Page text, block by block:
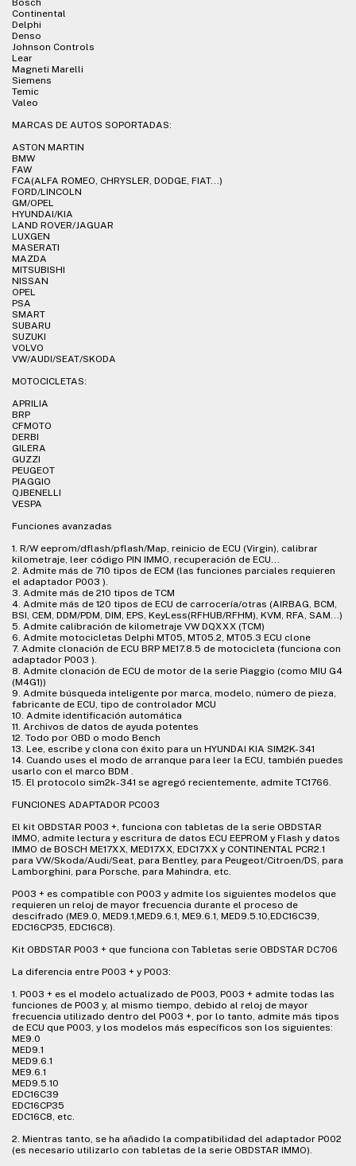
Bosch
Continental
Delphi
Denso
Johnson Controls
Lear
Magneti Marelli
Siemens
Temic
Valeo
MARCAS DE AUTOS SOPORTADAS:
ASTON MARTIN
BMW
FAW
FCA(ALFA ROMEO, CHRYSLER, DODGE, FIAT...)
FORD/LINCOLN
GM/OPEL
HYUNDAI/KIA
LAND ROVER/JAGUAR
LUXGEN
MASERATI
MAZDA
MITSUBISHI
NISSAN
OPEL
PSA
SMART
SUBARU
SUZUKI
VOLVO
VW/AUDI/SEAT/SKODA
MOTOCICLETAS:
APRILIA
BRP
CFMOTO
DERBI
GILERA
GUZZI
PEUGEOT
PIAGGIO
QJBENELLI
VESPA
Funciones avanzadas
1. R/W eeprom/dflash/pflash/Map, reinicio de ECU (Virgin), calibrar
kilometraje, leer código PIN IMMO, recuperación de ECU...
2. Admite más de 710 tipos de ECM (las funciones parciales requieren
el adaptador P003 ).
3. Admite más de 210 tipos de TCM
4. Admite más de 120 tipos de ECU de carrocería/otras (AIRBAG, BCM,
BSI, CEM, DDM/PDM, DIM, EPS, KeyLess(RFHUB/RFHM), KVM, RFA, SAM...)
5. Admite calibración de kilometraje VW DQXXX (TCM)
6. Admite motocicletas Delphi MT05, MT05.2, MT05.3 ECU clone
7. Admite clonación de ECU BRP ME17.8.5 de motocicleta (funciona con
adaptador P003 ).
8. Admite clonación de ECU de motor de la serie Piaggio (como MIU G4
(M4G1))
9. Admite búsqueda inteligente por marca, modelo, número de pieza,
fabricante de ECU, tipo de controlador MCU
10. Admite identificación automática
11. Archivos de datos de ayuda potentes
12. Todo por OBD o modo Bench
13. Lee, escribe y clona con éxito para un HYUNDAI KIA SIM2K-341
14. Cuando uses el modo de arranque para leer la ECU, también puedes
usarlo con el marco BDM .
15. El protocolo sim2k-341 se agregó recientemente, admite TC1766.
FUNCIONES ADAPTADOR PC003
El kit OBDSTAR P003 +, funciona con tabletas de la serie OBDSTAR
IMMO, admite lectura y escritura de datos ECU EEPROM y Flash y datos
IMMO de BOSCH ME17XX, MED17XX, EDC17XX y CONTINENTAL PCR2.1
para VW/Skoda/Audi/Seat, para Bentley, para Peugeot/Citroen/DS, para
Lamborghini, para Porsche, para Mahindra, etc.
P003 + es compatible con P003 y admite los siguientes modelos que
requieren un reloj de mayor frecuencia durante el proceso de
descifrado (ME9.0, MED9.1,MED9.6.1, ME9.6.1, MED9.5.10,EDC16C39,
EDC16CP35, EDC16C8).
Kit OBDSTAR P003 + que funciona con Tabletas serie OBDSTAR DC706
La diferencia entre P003 + y P003:
1. P003 + es el modelo actualizado de P003, P003 + admite todas las
funciones de P003 y, al mismo tiempo, debido al reloj de mayor
frecuencia utilizado dentro del P003 +, por lo tanto, admite más tipos
de ECU que P003, y los modelos más específicos son los siguientes:
ME9.0
MED9.1
MED9.6.1
ME9.6.1
MED9.5.10
EDC16C39
EDC16CP35
EDC16C8, etc.
2. Mientras tanto, se ha añadido la compatibilidad del adaptador P002
(es necesario utilizarlo con tabletas de la serie OBDSTAR IMMO).